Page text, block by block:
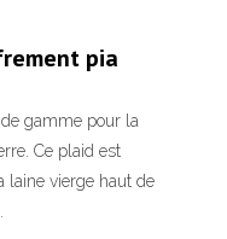
pia
gamme pour la
Ce plaid est
laine vierge haut de